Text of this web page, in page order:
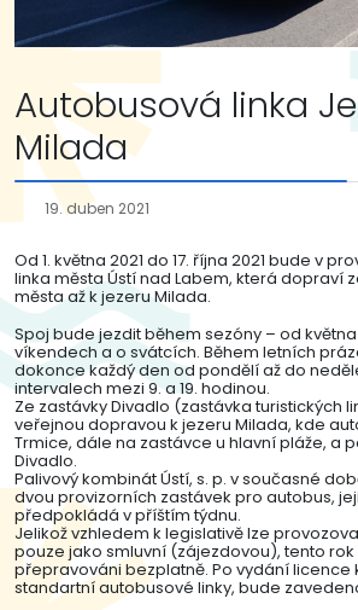
Autobusová linka
Milada
19. duben 2021
Od 1. května 2021 do 17. října 2021 bude v
linka města Ústí nad Labem, která dopraví
města až k jezeru Milada.
Spoj bude jezdit během sezóny – od
víkendech a o svátcích. Během letních
dokonce každý den od pondělí až do
intervalech mezi 9. a 19. hodinou.
Ze zastávky Divadlo (zastávka turistických
veřejnou dopravou k jezeru Milada, kde
Trmice, dále na zastávce u hlavní pláže, a
Divadlo.
Palivový kombinát Ústí, s. p. v současné
dvou provizorních zastávek pro autobus,
předpokládá v příštím týdnu.
Jelikož vzhledem k legislativě lze
pouze jako smluvní (zájezdovou), tento
přepravováni bezplatně. Po vydání licence
standartní autobusové linky, bude